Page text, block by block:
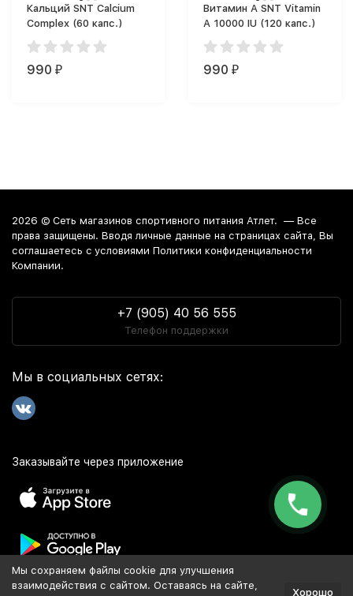
Кальций SNT Calcium
Complex (60 капс.)
990 ₽
Витамин A SNT Vitamin
A 10000 IU (120 капс.)
990 ₽
2026 © Сеть магазинов спортивного питания Атлет. — Все
права защищены. Вводя личные данные на страницах сайта, Вы
соглашаетесь c условиями Политики конфиденциальности
Компании.
+7 (905) 40 56 555
Телефон поддержки
Мы в социальных сетях:
Заказывайте через приложение
Популярное
Мы сохраняем файлы cookie для улучшения
взаимодействия с сайтом. Оставаясь на сайте,
Хорошо